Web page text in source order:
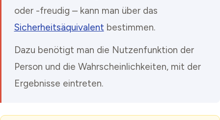
oder -freudig – kann man über das
Sicherheitsäquivalent bestimmen.
Dazu benötigt man die Nutzenfunktion der
Person und die Wahrscheinlichkeiten, mit der
Ergebnisse eintreten.